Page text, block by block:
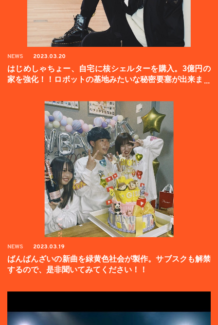
NEWS 2023.03.20
はじめしゃちょー、自宅に核シェルターを購入。3億円の
家を強化！！ロボットの基地みたいな秘密要塞が出来まし
NEWS 2023.03.19
ばんばんざいの新曲を緑黄色社会が製作。サブスクも解禁
するので、是非聞いてみてください！！